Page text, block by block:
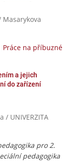
Masarykova
Práce na příbuzné
a jejich
do zařízení
/ UNIVERZITA
pro 2.
pedagogika